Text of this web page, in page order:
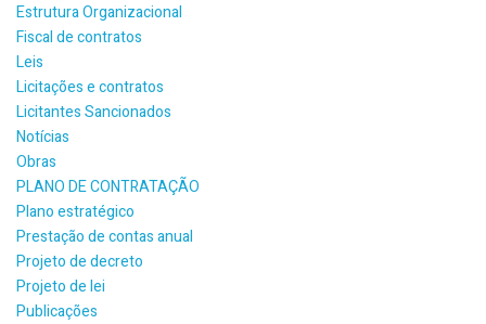
Estrutura Organizacional
Fiscal de contratos
Leis
Licitações e contratos
Licitantes Sancionados
Notícias
Obras
PLANO DE CONTRATAÇÃO
Plano estratégico
Prestação de contas anual
Projeto de decreto
Projeto de lei
Publicações